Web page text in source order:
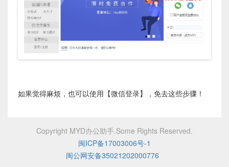
如果觉得麻烦，也可以使用【微信登录】，免去这些步骤！
Copyright MYD办公助手.Some Rights Reserved.
闽ICP备17003006号-1
闽公网安备35021202000776